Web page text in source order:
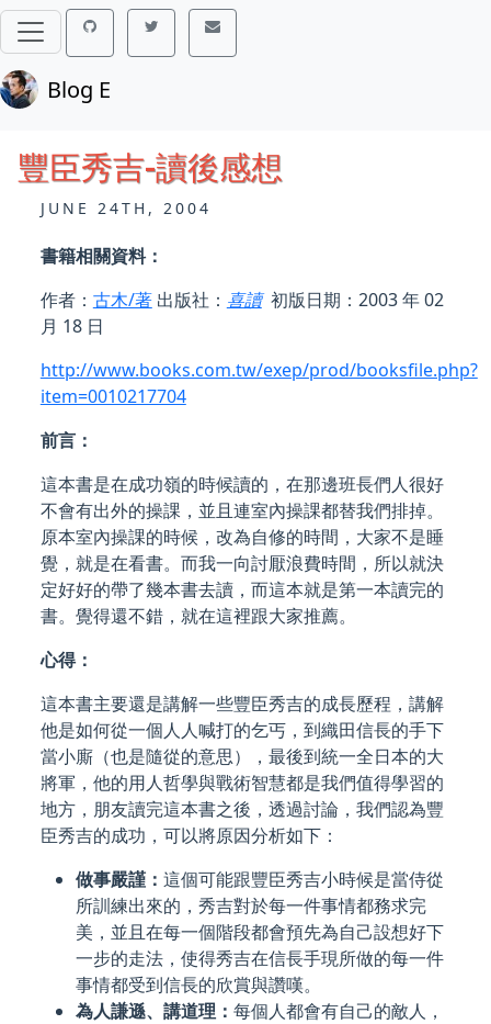
Blog E
豐臣秀吉-讀後感想
JUNE 24TH, 2004
書籍相關資料：
作者： 古木/著出版社： 喜讀初版日期：2003 年 02
月 18 日
http://www.books.com.tw/exep/prod/booksfile.php?
item=0010217704
前言：
這本書是在成功嶺的時候讀的，在那邊班長們人很好
不會有出外的操課，並且連室內操課都替我們排掉。
原本室內操課的時候，改為自修的時間，大家不是睡
覺，就是在看書。而我一向討厭浪費時間，所以就決
定好好的帶了幾本書去讀，而這本就是第一本讀完的
書。覺得還不錯，就在這裡跟大家推薦。
心得：
這本書主要還是講解一些豐臣秀吉的成長歷程，講解
他是如何從一個人人喊打的乞丐，到織田信長的手下
當小廝（也是隨從的意思），最後到統一全日本的大
將軍，他的用人哲學與戰術智慧都是我們值得學習的
地方，朋友讀完這本書之後，透過討論，我們認為豐
臣秀吉的成功，可以將原因分析如下：
做事嚴謹： 這個可能跟豐臣秀吉小時候是當侍從
所訓練出來的，秀吉對於每一件事情都務求完
美，並且在每一個階段都會預先為自己設想好下
一步的走法，使得秀吉在信長手現所做的每一件
事情都受到信長的欣賞與讚嘆。
為人謙遜、講道理： 每個人都會有自己的敵人，